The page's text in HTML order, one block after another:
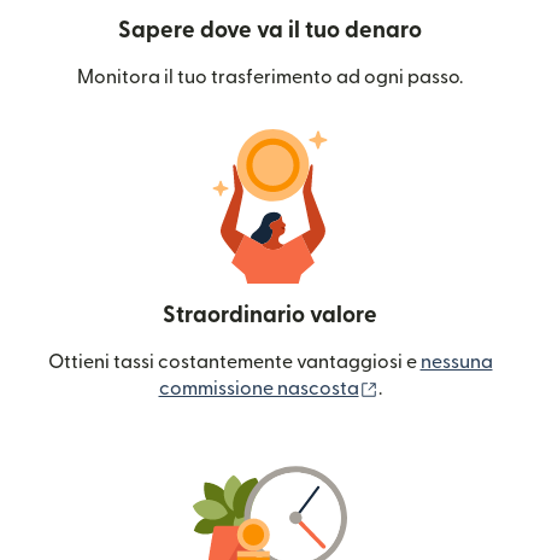
Sapere dove va il tuo denaro
Monitora il tuo trasferimento ad ogni passo.
Straordinario valore
Ottieni tassi costantemente vantaggiosi e nessuna
commissione nascosta
.